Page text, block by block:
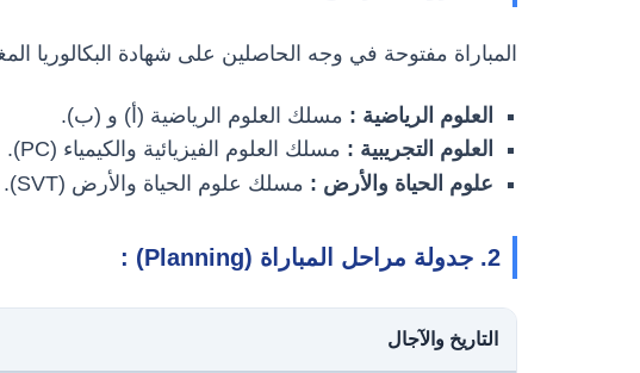
المباراة مفتوحة في وجه الحاصلين على شهادة البكالوريا
العلوم الرياضية : مسلك العلوم الرياضية (أ) و (ب).
العلوم التجريبية : مسلك العلوم الفيزيائية والكيمياء (PC).
علوم الحياة والأرض : مسلك علوم الحياة والأرض (SVT).
2. جدولة مراحل المباراة (Planning) :
التاريخ والآجال